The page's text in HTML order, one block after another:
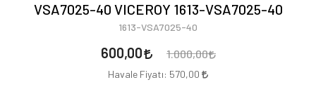
VSA7025-40 VICEROY 1613-VSA7025-40
1613-VSA7025-40
600,00 1.000,00
Havale Fiyatı: 570,00